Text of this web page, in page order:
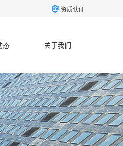
资质认证
态 关于我们